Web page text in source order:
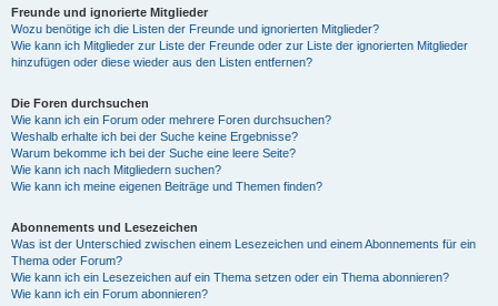
Freunde und ignorierte Mitglieder
Wozu benötige ich die Listen der Freunde und ignorierten Mitglieder?
Wie kann ich Mitglieder zur Liste der Freunde oder zur Liste der ignorierten Mitglieder
hinzufügen oder diese wieder aus den Listen entfernen?
Die Foren durchsuchen
Wie kann ich ein Forum oder mehrere Foren durchsuchen?
Weshalb erhalte ich bei der Suche keine Ergebnisse?
Warum bekomme ich bei der Suche eine leere Seite?
Wie kann ich nach Mitgliedern suchen?
Wie kann ich meine eigenen Beiträge und Themen finden?
Abonnements und Lesezeichen
Was ist der Unterschied zwischen einem Lesezeichen und einem Abonnements für ein
Thema oder Forum?
Wie kann ich ein Lesezeichen auf ein Thema setzen oder ein Thema abonnieren?
Wie kann ich ein Forum abonnieren?